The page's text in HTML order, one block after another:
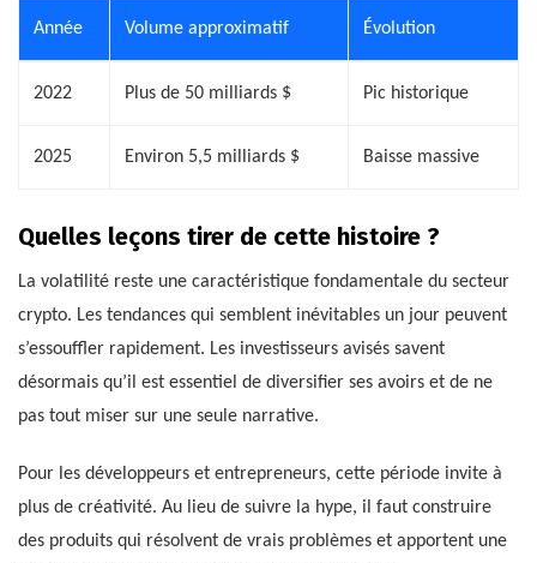
Année Volume approximatif Évolution
2022 Plus de 50 milliards $ Pic historique
2025 Environ 5,5 milliards $ Baisse massive
Quelles leçons tirer de cette histoire ?
La volatilité reste une caractéristique fondamentale du secteur
crypto. Les tendances qui semblent inévitables un jour peuvent
s’essouffler rapidement. Les investisseurs avisés savent
désormais qu’il est essentiel de diversifier ses avoirs et de ne
pas tout miser sur une seule narrative.
Pour les développeurs et entrepreneurs, cette période invite à
plus de créativité. Au lieu de suivre la hype, il faut construire
des produits qui résolvent de vrais problèmes et apportent une